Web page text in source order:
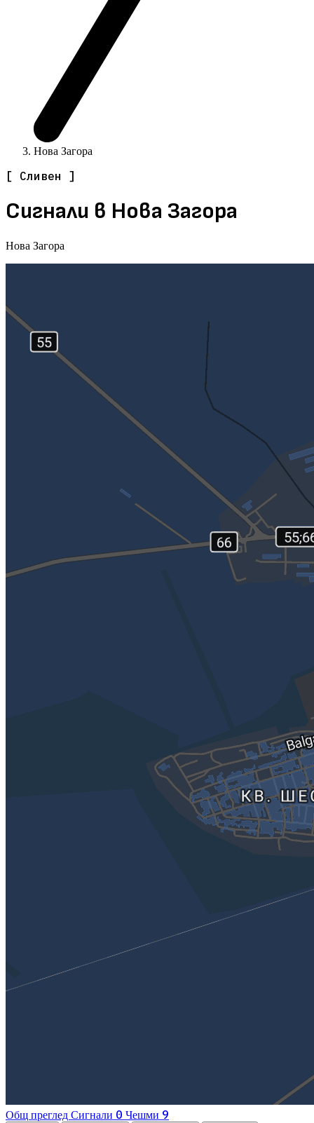
Нова Загора
[ Сливен ]
Сигнали в Нова Загора
Нова Загора
Общ преглед Сигнали 0 Чешми 9